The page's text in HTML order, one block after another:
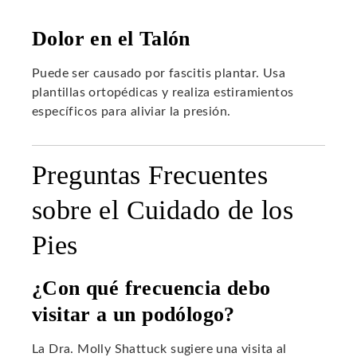
Dolor en el Talón
Puede ser causado por fascitis plantar. Usa
plantillas ortopédicas y realiza estiramientos
específicos para aliviar la presión.
Preguntas Frecuentes
sobre el Cuidado de los
Pies
¿Con qué frecuencia debo
visitar a un podólogo?
La Dra. Molly Shattuck sugiere una visita al